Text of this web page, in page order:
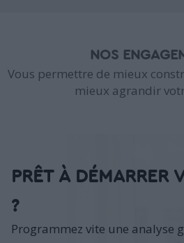
NOS
Vous permettre de mieux
mieux agrandir
PRÊT À DÉMARRER
?
Programmez vite une analyse